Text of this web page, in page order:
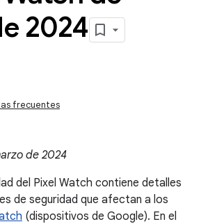
2024
frecuentes
de 2024
del Pixel Watch contiene detalles
de seguridad que afectan a los
(dispositivos de Google). En el